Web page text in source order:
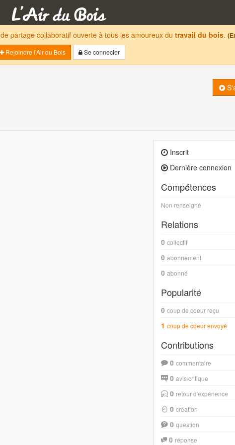
de partage collaboratif ouverte à tous les amoureux du travail du bois.
Rejoindre l'Air du Bois
Se connecter
Inscrit
Dernière connexion
Compétences
Non renseigné
Relations
0 collectif
0 abonnement
0 abonné
Popularité
0 coup de coeur reçu
1 coup de coeur envoyé
Contributions
0 commentaire
0 avis/critique
0 retour d'expérience
0 création
0 question
0 réponse